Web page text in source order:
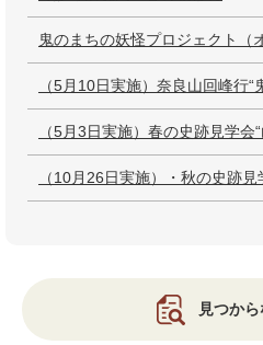
鬼のまちの妖怪プロジェクト（
（5月10日実施）奈良山回峰行“
（5月3日実施）春の史跡見学会
（10月26日実施）・秋の史跡
見つか